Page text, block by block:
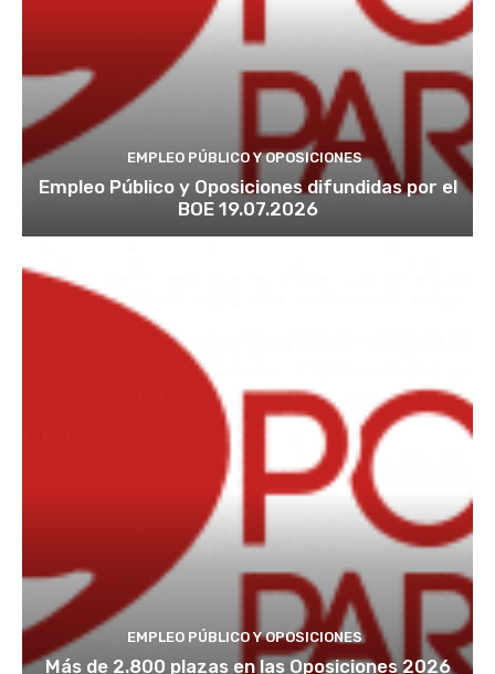
EMPLEO PÚBLICO Y OPOSICIONES
Empleo Público y Oposiciones difundidas por el
BOE 19.07.2026
EMPLEO PÚBLICO Y OPOSICIONES
Más de 2.800 plazas en las Oposiciones 2026